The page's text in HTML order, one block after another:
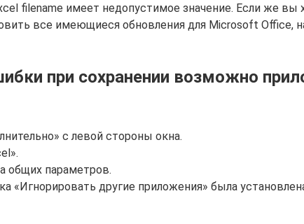
filename имеет недопустимое значение. Если же
все имеющиеся обновления для Microsoft Office,
при сохранении возможно
с левой стороны окна.
общих параметров.
«Игнорировать другие приложения» была